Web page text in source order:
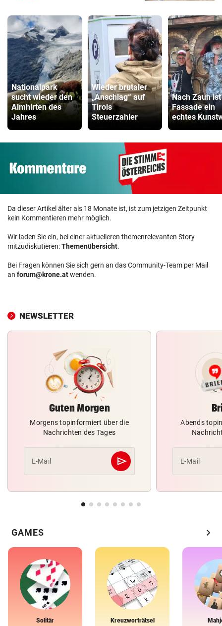
Nationalpark
sucht wieder den
Almhirten des
Jahres
Wieder brutaler
„Anschlag“ auf
Tirols
Steuerzahler
Nach Zaun
Fassade ein
echtes
Da dieser Artikel älter als 18 Monate ist, ist zum jetzigen Zeitpunkt
kein Kommentieren mehr möglich.
Wir laden Sie ein, bei einer aktuelleren themenrelevanten Story
mitzudiskutieren:Themenübersicht.
Bei Fragen können Sie sich gern an das Community-Team per Mail
an forum@krone.atwenden.
NEWSLETTER
Guten Morgen
Morgens topinformiert über die
Nachrichten des Tages
E-Mail send
Abschicken
Abends
E-Mail
GAMES chevron_right
Solitär Kreuzworträtsel